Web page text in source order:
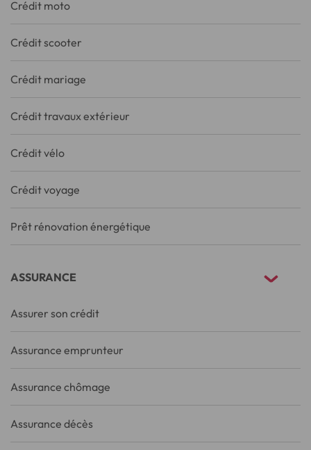
Crédit moto
Crédit scooter
Crédit mariage
Crédit travaux extérieur
Crédit vélo
Crédit voyage
Prêt rénovation énergétique
ASSURANCE
Assurer son crédit
Assurance emprunteur
Assurance chômage
Assurance décès